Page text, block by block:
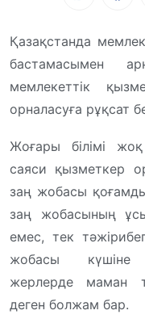
Қазақстанда
бастамасымен
мемлекеттік
орналасуға рұқсат
Жоғары білімі
саяси қызметкер
заң жобасы
заң жобасының
емес, тек
жобасы
жерлерде маман
деген болжам бар.